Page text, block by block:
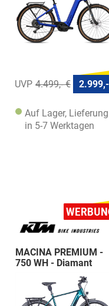
4.499,- €
Auf Lager, Lieferung
in 5-7 Werktagen
MACINA PREMIUM -
750 WH - Diamant